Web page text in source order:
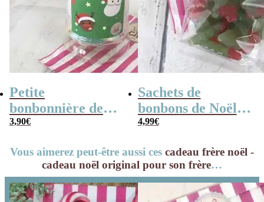
Petite
bonbonnière de
Noël – 20 Bonbons
poudre
3,90€
Sachets de
bonbons de Noël –
Grands sapins
4,99€
Vous aimerez peut-être aussi ces cadeau frère noël -
cadeau noël original pour son frère…